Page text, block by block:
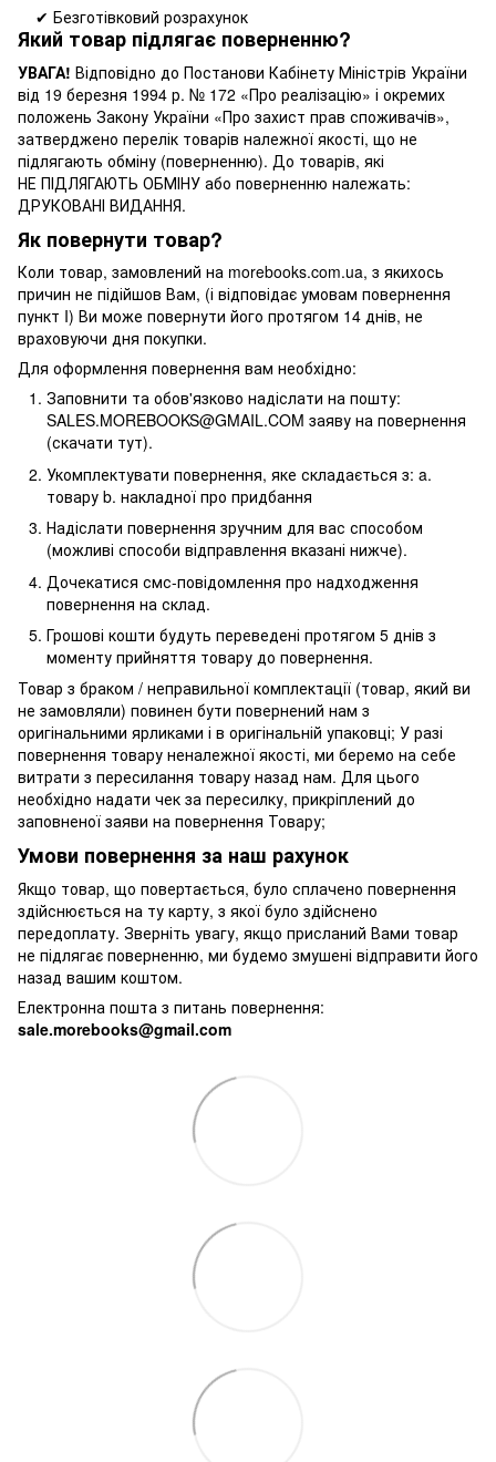
✔ Безготівковий розрахунок
Який товар підлягає поверненню?
УВАГА! Відповідно до Постанови Кабінету Міністрів України
від 19 березня 1994 р. № 172 «Про реалізацію» і окремих
положень Закону України «Про захист прав споживачів»,
затверджено перелік товарів належної якості, що не
підлягають обміну (поверненню). До товарів, які
НЕ ПІДЛЯГАЮТЬ ОБМІНУ або поверненню належать:
ДРУКОВАНІ ВИДАННЯ.
Як повернути товар?
Коли товар, замовлений на morebooks.com.ua, з якихось
причин не підійшов Вам, (і відповідає умовам повернення
пункт I) Ви може повернути його протягом 14 днів, не
враховуючи дня покупки.
Для оформлення повернення вам необхідно:
Заповнити та обов'язково надіслати на пошту:
SALES.MOREBOOKS@GMAIL.COM заяву на повернення
(скачати тут).
Укомплектувати повернення, яке складається з: a.
товару b. накладної про придбання
Надіслати повернення зручним для вас способом
(можливі способи відправлення вказані нижче).
Дочекатися смс-повідомлення про надходження
повернення на склад.
Грошові кошти будуть переведені протягом 5 днів з
моменту прийняття товару до повернення.
Товар з браком / неправильної комплектації (товар, який ви
не замовляли) повинен бути повернений нам з
оригінальними ярликами і в оригінальній упаковці; У разі
повернення товару неналежної якості, ми беремо на себе
витрати з пересилання товару назад нам. Для цього
необхідно надати чек за пересилку, прикріплений до
заповненої заяви на повернення Товару;
Умови повернення за наш рахунок
Якщо товар, що повертається, було сплачено повернення
здійснюється на ту карту, з якої було здійснено
передоплату. Зверніть увагу, якщо присланий Вами товар
не підлягає поверненню, ми будемо змушені відправити його
назад вашим коштом.
Електронна пошта з питань повернення:
sale.morebooks@gmail.com